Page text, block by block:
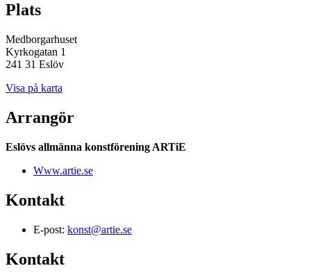
Plats
Medborgarhuset
Kyrkogatan 1
241 31 Eslöv
Visa på karta
Arrangör
Eslövs allmänna konstförening ARTiE
Www.artie.se
Kontakt
E-post: konst@artie.se
Kontakt